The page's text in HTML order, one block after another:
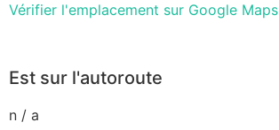
Vérifier l'emplacement sur Google Maps
Est sur l'autoroute
n / a